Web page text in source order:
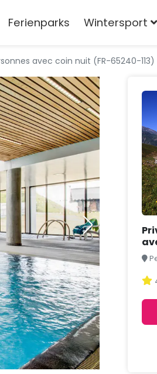
Ferienparks Wintersport
avec coin nuit (FR-65240-113)